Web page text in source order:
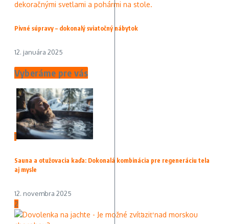
Pivné súpravy – dokonalý sviatočný nábytok
12. januára 2025
Vyberáme pre vás
1
Sauna a otužovacia kaďa: Dokonalá kombinácia pre regeneráciu tela
aj mysle
12. novembra 2025
2